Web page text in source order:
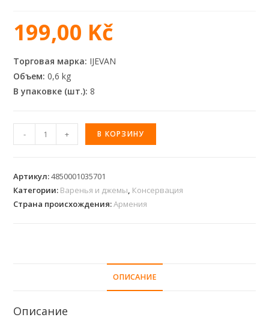
199,00 Kč
Торговая марка: IJEVAN
Объем: 0,6 kg
В упаковке (шт.): 8
- + В КОРЗИНУ
Артикул:4850001035701
Категории: Варенья и джемы, Консервация
Страна происхождения:Армения
ОПИСАНИЕ
Описание